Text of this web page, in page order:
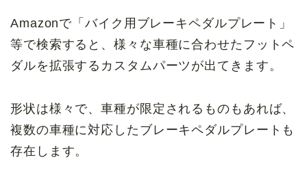
Amazonで「バイク用ブレーキペダルプレート 」
等で検索すると、様々な車種に合わせたフットペ
ダルを拡張するカスタムパーツが出てきます。
形状は様々で、車種が限定されるものもあれば、
複数の車種に対応したブレーキペダルプレートも
存在します。